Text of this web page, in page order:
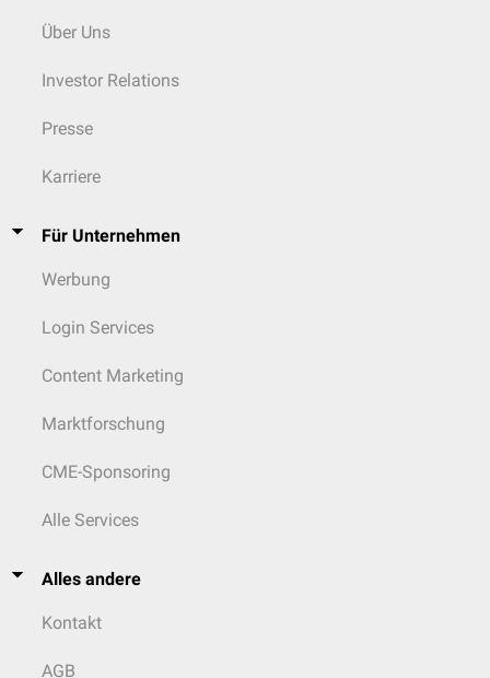
Über Uns
Investor Relations
Presse
Karriere
Für Unternehmen
Werbung
Login Services
Content Marketing
Marktforschung
CME-Sponsoring
Alle Services
Alles andere
Kontakt
AGB